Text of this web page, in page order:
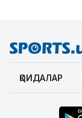
ҚОИДАЛАР